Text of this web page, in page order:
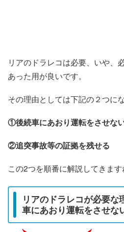
リアのドラレコは必要、いや、
あった用が良いです。
その理由としては下記の２つにな
①後続車にあおり運転をさせな
②追突事故等の証拠を残せる
この2つを順番に解説してきます
リアのドラレコが必要
車にあおり運転をさせな